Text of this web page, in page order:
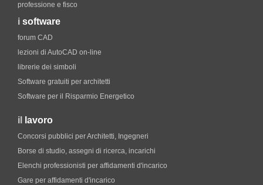
professione e fisco
i software
forum CAD
lezioni di AutoCAD on-line
librerie dei simboli
Software gratuiti per architetti
Software per il Risparmio Energetico
il lavoro
Concorsi pubblici per Architetti, Ingegneri
Borse di studio, assegni di ricerca, incarichi
Elenchi professionisti per affidamenti d'incarico
Gare per affidamenti d'incarico